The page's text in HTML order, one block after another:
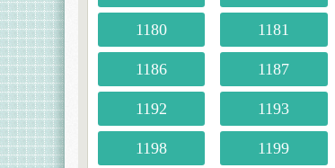
1180 1181
1186 1187
1192 1193
1198 1199